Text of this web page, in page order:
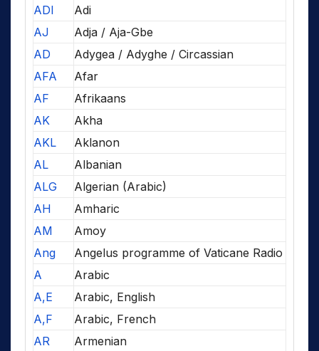
ADI
Adi
AJ
Adja / Aja-Gbe
AD
Adygea / Adyghe / Circassian
AFA
Afar
AF
Afrikaans
AK
Akha
AKL
Aklanon
AL
Albanian
ALG
Algerian (Arabic)
AH
Amharic
AM
Amoy
Ang
Angelus programme of Vaticane Radio
A
Arabic
A,E
Arabic, English
A,F
Arabic, French
AR
Armenian